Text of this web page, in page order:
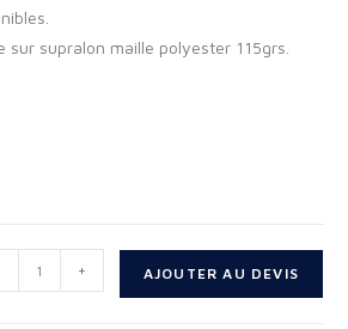
sur supralon maille polyester 115grs.
+ AJOUTER AU DEVIS